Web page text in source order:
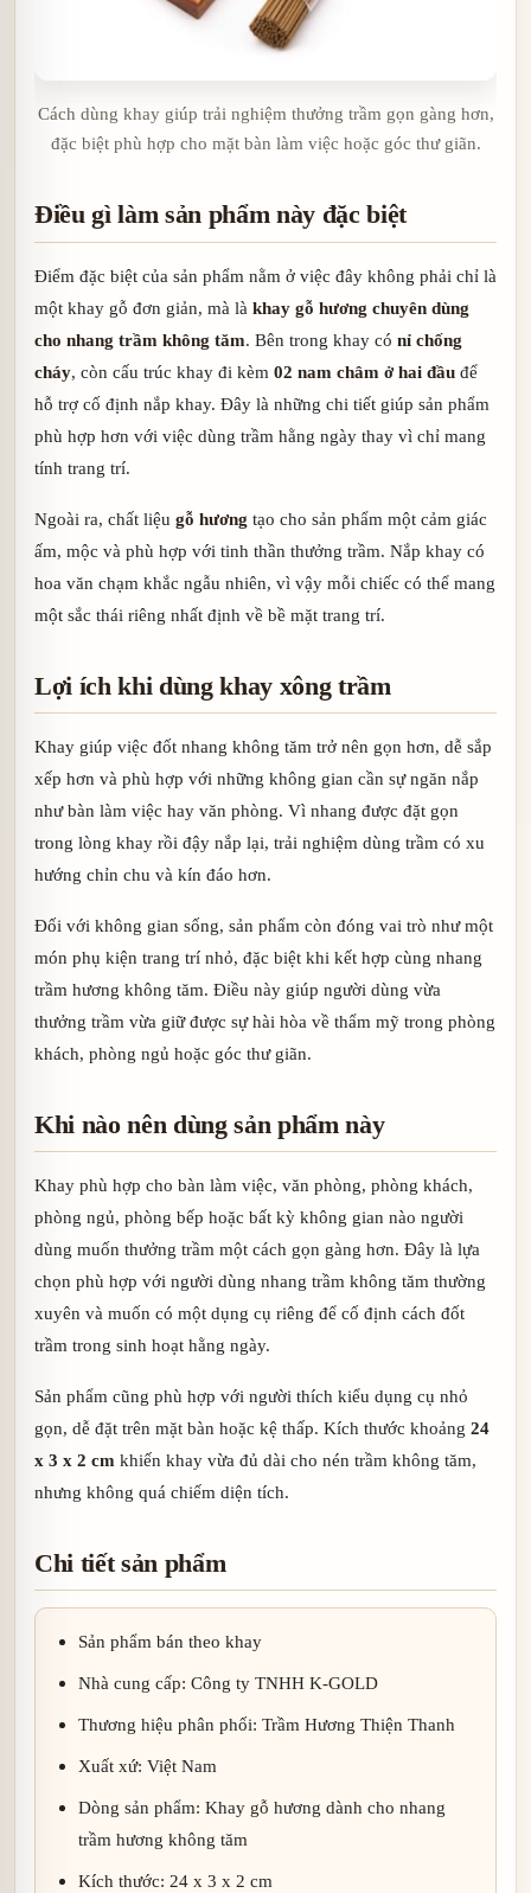
Cách dùng khay giúp trải nghiệm thưởng trầm gọn gàng hơn,
đặc biệt phù hợp cho mặt bàn làm việc hoặc góc thư giãn.
Điều gì làm sản phẩm này đặc biệt
Điểm đặc biệt của sản phẩm nằm ở việc đây không phải chỉ là
một khay gỗ đơn giản, mà là khay gỗ hương chuyên dùng
cho nhang trầm không tăm. Bên trong khay có nỉ chống
cháy, còn cấu trúc khay đi kèm 02 nam châm ở hai đầu để
hỗ trợ cố định nắp khay. Đây là những chi tiết giúp sản phẩm
phù hợp hơn với việc dùng trầm hằng ngày thay vì chỉ mang
tính trang trí.
Ngoài ra, chất liệu gỗ hương tạo cho sản phẩm một cảm giác
ấm, mộc và phù hợp với tinh thần thưởng trầm. Nắp khay có
hoa văn chạm khắc ngẫu nhiên, vì vậy mỗi chiếc có thể mang
một sắc thái riêng nhất định về bề mặt trang trí.
Lợi ích khi dùng khay xông trầm
Khay giúp việc đốt nhang không tăm trở nên gọn hơn, dễ sắp
xếp hơn và phù hợp với những không gian cần sự ngăn nắp
như bàn làm việc hay văn phòng. Vì nhang được đặt gọn
trong lòng khay rồi đậy nắp lại, trải nghiệm dùng trầm có xu
hướng chỉn chu và kín đáo hơn.
Đối với không gian sống, sản phẩm còn đóng vai trò như một
món phụ kiện trang trí nhỏ, đặc biệt khi kết hợp cùng nhang
trầm hương không tăm. Điều này giúp người dùng vừa
thưởng trầm vừa giữ được sự hài hòa về thẩm mỹ trong phòng
khách, phòng ngủ hoặc góc thư giãn.
Khi nào nên dùng sản phẩm này
Khay phù hợp cho bàn làm việc, văn phòng, phòng khách,
phòng ngủ, phòng bếp hoặc bất kỳ không gian nào người
dùng muốn thưởng trầm một cách gọn gàng hơn. Đây là lựa
chọn phù hợp với người dùng nhang trầm không tăm thường
xuyên và muốn có một dụng cụ riêng để cố định cách đốt
trầm trong sinh hoạt hằng ngày.
Sản phẩm cũng phù hợp với người thích kiểu dụng cụ nhỏ
gọn, dễ đặt trên mặt bàn hoặc kệ thấp. Kích thước khoảng 24
x 3 x 2 cm khiến khay vừa đủ dài cho nén trầm không tăm,
nhưng không quá chiếm diện tích.
Chi tiết sản phẩm
Sản phẩm bán theo khay
Nhà cung cấp: Công ty TNHH K-GOLD
Thương hiệu phân phối: Trầm Hương Thiện Thanh
Xuất xứ: Việt Nam
Dòng sản phẩm: Khay gỗ hương dành cho nhang
trầm hương không tăm
Kích thước: 24 x 3 x 2 cm